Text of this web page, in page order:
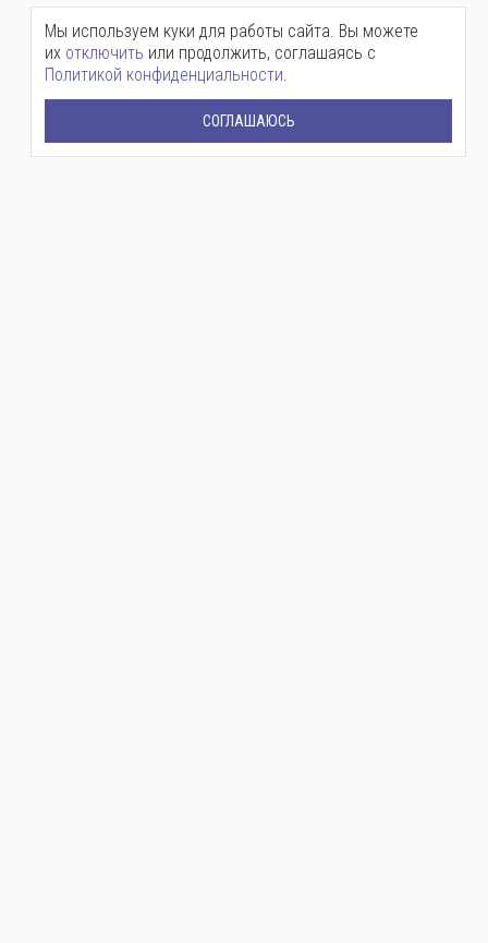
Мы используем куки для работы сайта. Вы можете
их отключить или продолжить, соглашаясь с
Политикой конфиденциальности.
СОГЛАШАЮСЬ